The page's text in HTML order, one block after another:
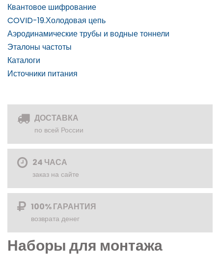
Квантовое шифрование
COVID-19.Холодовая цепь
Аэродинамические трубы и водные тоннели
Эталоны частоты
Каталоги
Источники питания
ДОСТАВКА
по всей России
24 ЧАСА
заказ на сайте
100% ГАРАНТИЯ
возврата денег
Наборы для монтажа